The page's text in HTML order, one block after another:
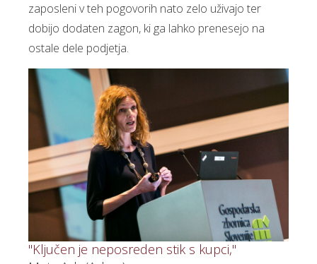
zaposleni v teh pogovorih nato zelo uživajo ter
dobijo dodaten zagon, ki ga lahko prenesejo na
ostale dele podjetja.
"Ključen je neposreden stik s kupci,"